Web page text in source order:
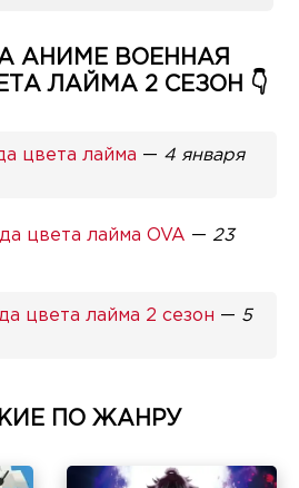
АНИМЕ ВОЕННАЯ
ЛАЙМА 2 СЕЗОН 👇
цвета лайма — 4 января
цвета лайма OVA — 23
цвета лайма 2 сезон — 5
ПО ЖАНРУ